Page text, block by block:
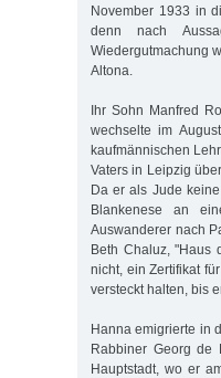
November 1933 in
denn nach
Wiedergutmachung
Altona.
Ihr Sohn Manfred
wechselte im
kaufmännischen
Vaters in Leipzig
Da er als Jude
Blankenese an
Auswanderer nach
Beth Chaluz, "Haus
nicht, ein Zertifikat
versteckt halten, bis
Hanna emigrierte in
Rabbiner Georg de
Hauptstadt, wo er